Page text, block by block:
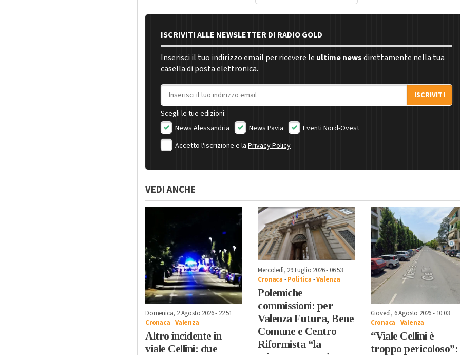
ISCRIVITI ALLE NEWSLETTER DI RADIO GOLD
Inserisci il tuo indirizzo email per ricevere le ultime newsdirettamente nella tua
casella di posta elettronica.
Indirizzo email
ISCRIVITI
Scegli le tue edizioni:
News Alessandria
News Pavia
Eventi Nord-Ovest
Accetto l'iscrizione e la Privacy Policy
VEDI ANCHE
Domenica, 2 Agosto 2026 - 22:51
Cronaca-Valenza
Altro incidente in
viale Cellini: due
Mercoledì, 29 Luglio 2026 - 06:53
Cronaca -Politica -Valenza
Polemiche
commissioni: per
Valenza Futura, Bene
Comune e Centro
Riformista “la
Giovedì, 6 Agosto 2026 - 10:03
Cronaca -Valenza
“Viale Cellini è
troppo pericoloso”: